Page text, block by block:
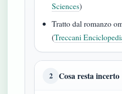
Sciences)
Tratto dal romanzo
(Treccani
2 Cosa resta incerto